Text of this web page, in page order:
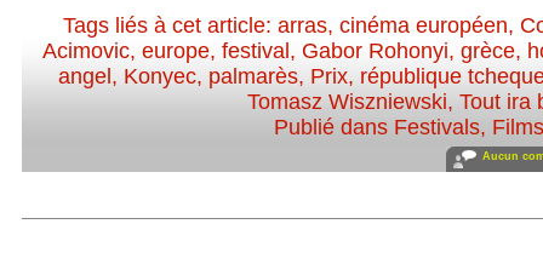
Tags liés à cet article:arras,cinéma européen,
Acimovic, europe, festival , Gabor Rohonyi, grèce,
angel , Konyec, palmarès, Prix, république
Tomasz Wiszniewski, Tout ira
Publié dans Festivals,
Aucun